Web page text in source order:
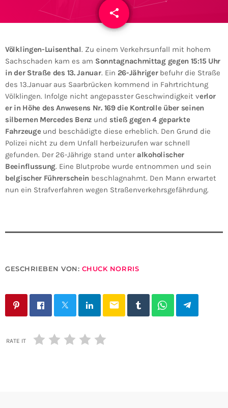
share
email
Völklingen-Luisenthal. Zu einem Verkehrsunfall mit hohem
Sachschaden kam es am Sonntagnachmittag gegen 15:15 Uhr
in der Straße des 13. Januar. Ein 26-Jährigerbefuhr die Straße
des 13.Januar aus Saarbrücken kommend in Fahrtrichtung
Völklingen. Infolge nicht angepasster Geschwindigkeit verlor
er in Höhe des Anwesens Nr. 169 die Kontrolle über seinen
silbernen Mercedes Benz und stieß gegen 4 geparkte
Fahrzeugeund beschädigte diese erheblich. Den Grund die
Polizei nicht zu dem Unfall herbeizurufen war schnell
gefunden. Der 26-Jährige stand unter alkoholischer
Beeinflussung. Eine Blutprobe wurde entnommen und sein
belgischer Führerschein beschlagnahmt. Den Mann erwartet
nun ein Strafverfahren wegen Straßenverkehrsgefährdung.
GESCHRIEBEN VON: CHUCK NORRIS
email
RATE IT